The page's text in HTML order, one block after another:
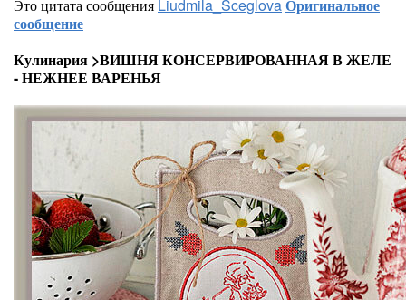
Это цитата сообщения Liudmila_SceglovaОригинальное
сообщение
Кулинария >ВИШНЯ КОНСЕРВИРОВАННАЯ В ЖЕЛЕ
- НЕЖНЕЕ ВАРЕНЬЯ